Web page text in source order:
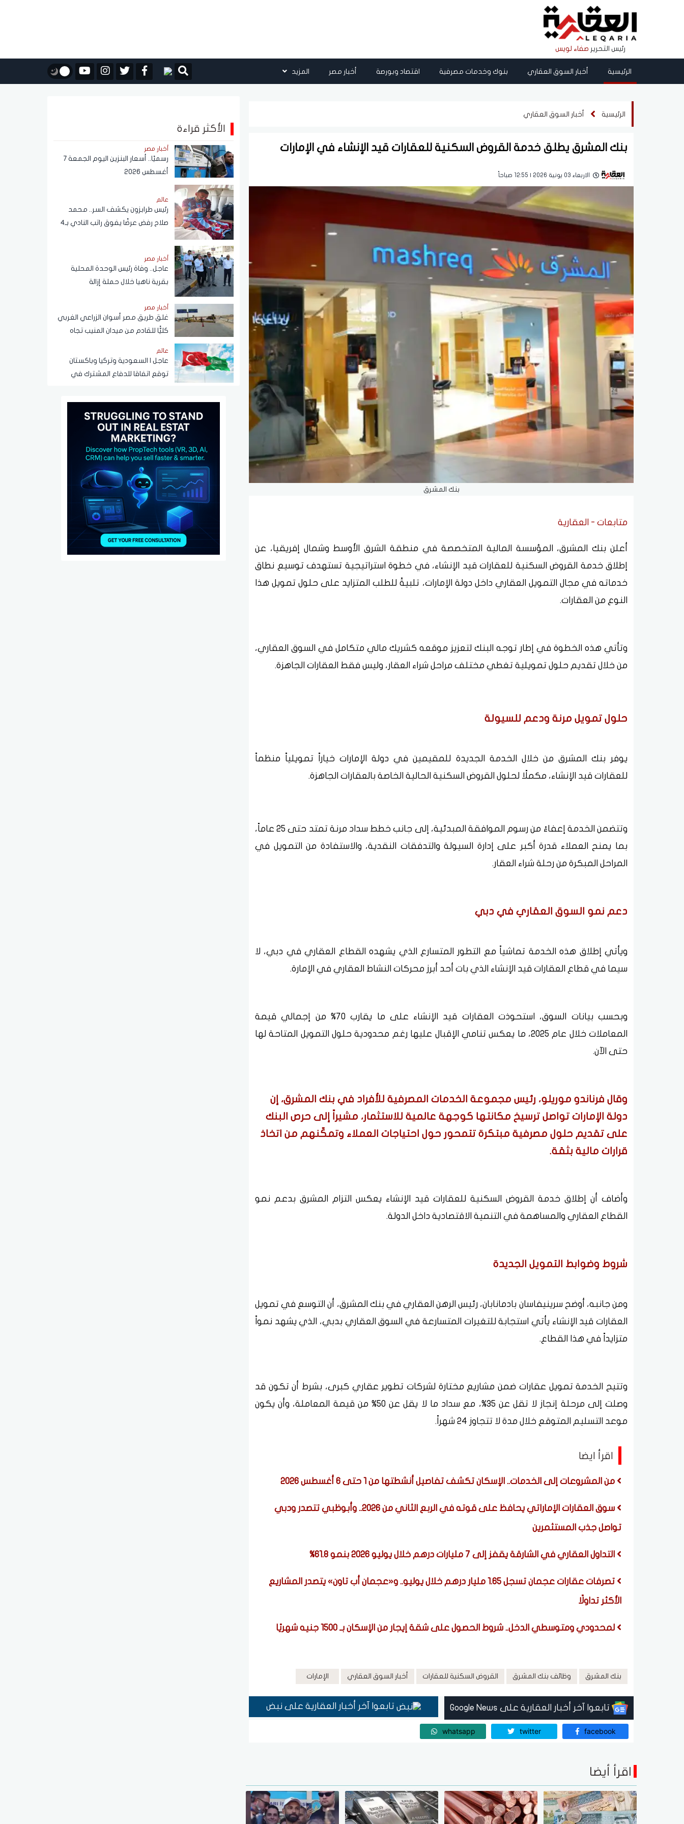
رئيس التحرير صفاء لويس
الرئيسية أخبار السوق العقاري بنوك وخدمات مصرفية اقتصاد وبورصة أخبار مصر المزيد
الرئيسية أخبار السوق العقاري
بنك المشرق يطلق خدمة القروض السكنية للعقارات قيد الإنشاء في الإمارات
الاربعاء 03 يونية 2026 | 12:55 صباحاً
بنك المشرق
متابعات - العقارية
أعلن بنك المشرق، المؤسسة المالية المتخصصة في منطقة الشرق الأوسط وشمال إفريقيا، عن
إطلاق خدمة القروض السكنية للعقارات قيد الإنشاء، في خطوة استراتيجية تستهدف توسيع نطاق
خدماته في مجال التمويل العقاري داخل دولة الإمارات، تلبيةً للطلب المتزايد على حلول تمويل هذا
النوع من العقارات.
وتأتي هذه الخطوة في إطار توجه البنك لتعزيز موقعه كشريك مالي متكامل في السوق العقاري،
من خلال تقديم حلول تمويلية تغطي مختلف مراحل شراء العقار، وليس فقط العقارات الجاهزة.
حلول تمويل مرنة ودعم للسيولة
يوفر بنك المشرق من خلال الخدمة الجديدة للمقيمين في دولة الإمارات خياراً تمويلياً منظماً
للعقارات قيد الإنشاء، مكملًا لحلول القروض السكنية الحالية الخاصة بالعقارات الجاهزة.
وتتضمن الخدمة إعفاءً من رسوم الموافقة المبدئية، إلى جانب خطط سداد مرنة تمتد حتى 25 عاماً،
بما يمنح العملاء قدرة أكبر على إدارة السيولة والتدفقات النقدية، والاستفادة من التمويل في
المراحل المبكرة من رحلة شراء العقار.
دعم نمو السوق العقاري في دبي
ويأتي إطلاق هذه الخدمة تماشياً مع التطور المتسارع الذي يشهده القطاع العقاري في دبي، لا
سيما في قطاع العقارات قيد الإنشاء الذي بات أحد أبرز محركات النشاط العقاري في الإمارة.
وبحسب بيانات السوق، استحوذت العقارات قيد الإنشاء على ما يقارب 70% من إجمالي قيمة
المعاملات خلال عام 2025، ما يعكس تنامي الإقبال عليها رغم محدودية حلول التمويل المتاحة لها
حتى الآن.
وقال فرناندو موريلو، رئيس مجموعة الخدمات المصرفية للأفراد في بنك المشرق، إن
دولة الإمارات تواصل ترسيخ مكانتها كوجهة عالمية للاستثمار، مشيراً إلى حرص البنك
على تقديم حلول مصرفية مبتكرة تتمحور حول احتياجات العملاء وتمكّنهم من اتخاذ
قرارات مالية بثقة.
وأضاف أن إطلاق خدمة القروض السكنية للعقارات قيد الإنشاء يعكس التزام المشرق بدعم نمو
القطاع العقاري والمساهمة في التنمية الاقتصادية داخل الدولة.
شروط وضوابط التمويل الجديدة
ومن جانبه، أوضح سرينيفاسان بادمانابان، رئيس الرهن العقاري في بنك المشرق، أن التوسع في تمويل
العقارات قيد الإنشاء يأتي استجابة للتغيرات المتسارعة في السوق العقاري بدبي، الذي يشهد نمواً
متزايداً في هذا القطاع.
وتتيح الخدمة تمويل عقارات ضمن مشاريع مختارة لشركات تطوير عقاري كبرى، بشرط أن تكون قد
وصلت إلى مرحلة إنجاز لا تقل عن 35%، مع سداد ما لا يقل عن 50% من قيمة المعاملة، وأن يكون
موعد التسليم المتوقع خلال مدة لا تتجاوز 24 شهراً.
اقرأ ايضا
من المشروعات إلى الخدمات.. الإسكان تكشف تفاصيل أنشطتها من 1 حتى 6 أغسطس 2026
سوق العقارات الإماراتي يحافظ على قوته في الربع الثاني من 2026.. وأبوظبي تتصدر ودبي
تواصل جذب المستثمرين
التداول العقاري في الشارقة يقفز إلى 7 مليارات درهم خلال يوليو 2026 بنمو 61.8%
تصرفات عقارات عجمان تسجل 1.65 مليار درهم خلال يوليو.. و«عجمان أب تاون» يتصدر المشاريع
الأكثر تداولًا
لمحدودي ومتوسطي الدخل.. شروط الحصول على شقة إيجار من الإسكان بـ 1500 جنيه شهريًا
بنك المشرق وظائف بنك المشرق القروض السكنية للعقارات أخبار السوق العقاري الإمارات
تابعوا آخر أخبار العقارية على Google News تابعوا آخر أخبار العقارية على نبض
facebook
twitter
whatsapp
اقرأ أيضا
الأكثر قراءة
أخبار مصر
رسميًا.. أسعار البنزين اليوم الجمعة 7
أغسطس 2026
عالم
رئيس طرابزون يكشف السر.. محمد
صلاح رفض عرضًا يفوق راتب النادي بـ4
أخبار مصر
عاجل.. وفاة رئيس الوحدة المحلية
بقرية ناهيا خلال حملة إزالة
أخبار مصر
غلق طريق مصر أسوان الزراعي الغربي
كليًّا للقادم من ميدان المنيب تجاه
عالم
عاجل | السعودية وتركيا وباكستان
توقع اتفاقا للدفاع المشترك في